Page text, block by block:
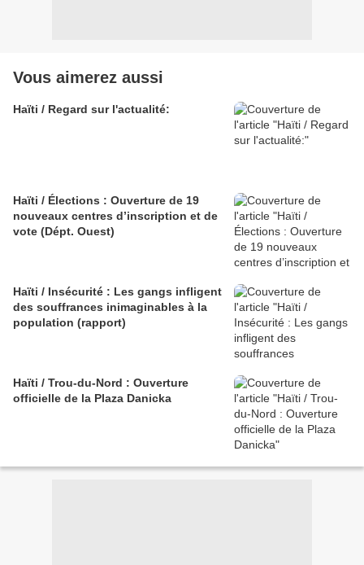
Vous aimerez aussi
Haïti / Regard sur l'actualité:
Haïti / Élections : Ouverture de 19
nouveaux centres d’inscription et de
vote (Dépt. Ouest)
Haïti / Insécurité : Les gangs infligent
des souffrances inimaginables à la
population (rapport)
Haïti / Trou-du-Nord : Ouverture
officielle de la Plaza Danicka